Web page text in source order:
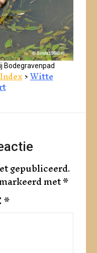
Bodegravenpad
Index>Witte
gepubliceerd.
met*
*